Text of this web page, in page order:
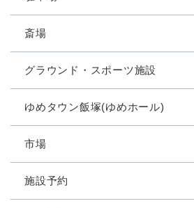
斎場
グラウンド・スポーツ施設
ゆめタウン飯塚(ゆめホール)
市場
施設予約